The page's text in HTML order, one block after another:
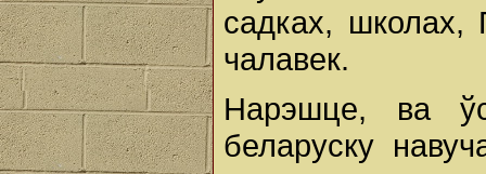
садках, школах,
чалавек.
Нарэшце, ва
беларуску